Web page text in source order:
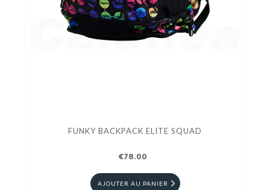
FUNKY BACKPACK ELITE SQUAD
€78.00
AJOUTER AU PANIER